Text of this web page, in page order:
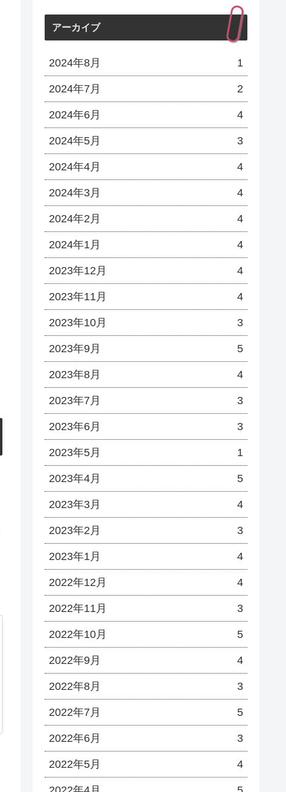
アーカイブ
2024年8月 1
2024年7月 2
2024年6月 4
2024年5月 3
2024年4月 4
2024年3月 4
2024年2月 4
2024年1月 4
2023年12月 4
2023年11月 4
2023年10月 3
2023年9月 5
2023年8月 4
2023年7月 3
2023年6月 3
2023年5月 1
2023年4月 5
2023年3月 4
2023年2月 3
2023年1月 4
2022年12月 4
2022年11月 3
2022年10月 5
2022年9月 4
2022年8月 3
2022年7月 5
2022年6月 3
2022年5月 4